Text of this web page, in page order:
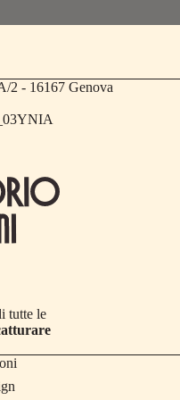
2 - 16167 Genova
tutte le